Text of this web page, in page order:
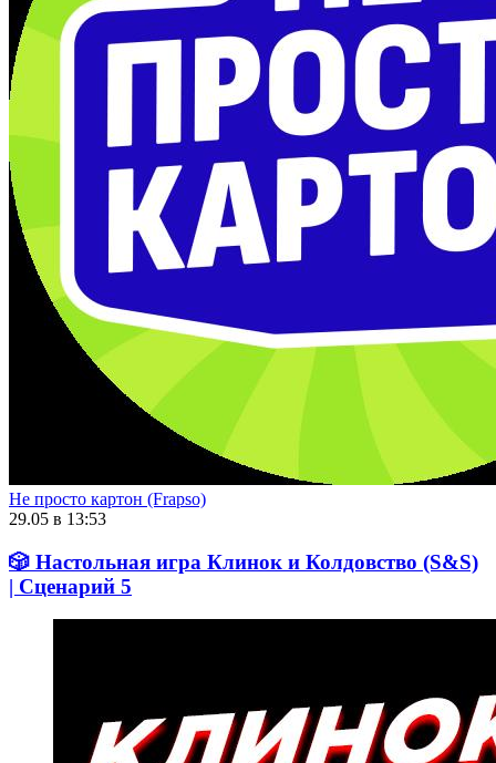
Не просто картон (Frapso)
29.05 в 13:53
🎲 Настольная игра Клинок и Колдовство (S&S)
| Сценарий 5